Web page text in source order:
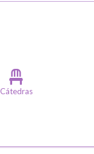
Cátedras